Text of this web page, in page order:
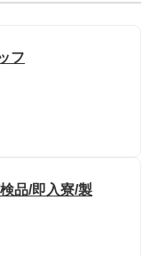
フ
品/即入寮/製